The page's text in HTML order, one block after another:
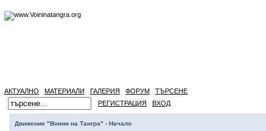
АКТУАЛНО МАТЕРИАЛИ ГАЛЕРИЯ ФОРУМ
ТЪРСЕНЕ
РЕГИСТРАЦИЯ
ВХОД
Движение "Воини на Тангра" - Начало